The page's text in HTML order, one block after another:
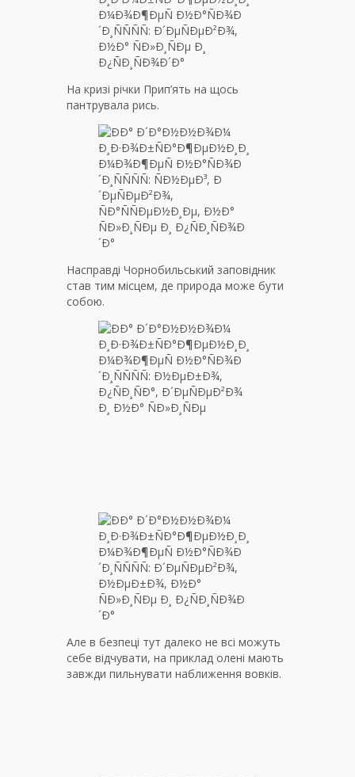
На кризі річки Прип’ять на щось
пантрувала рись.
Насправді Чорнобильський заповідник
став тим місцем, де природа може бути
собою.
Але в безпеці тут далеко не всі можуть
себе відчувати, на приклад олені мають
завжди пильнувати наближення вовків.